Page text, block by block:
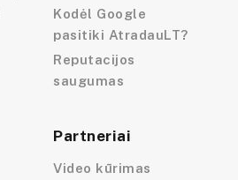
Kodėl Google
pasitiki AtradauLT?
Reputacijos
saugumas
Partneriai
Video kūrimas